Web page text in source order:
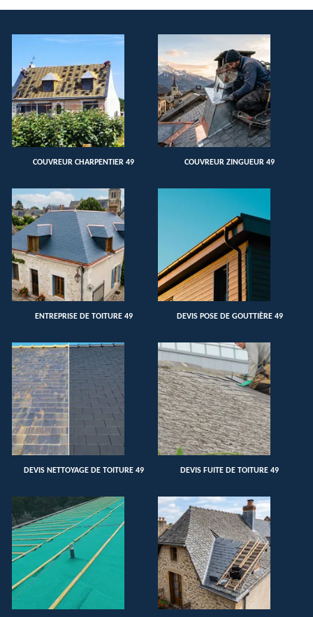
COUVREUR CHARPENTIER 49 COUVREUR ZINGUEUR 49
ENTREPRISE DE TOITURE 49 DEVIS POSE DE GOUTTIÈRE 49
DEVIS NETTOYAGE DE TOITURE 49 DEVIS FUITE DE TOITURE 49